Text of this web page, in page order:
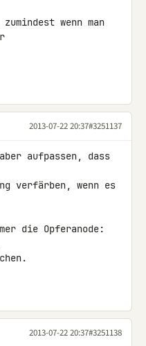
wenn man
2013-07-22 20:37#3251137
aufpassen, dass
verfärben, wenn es
die Opferanode:
2013-07-22 20:37#3251138